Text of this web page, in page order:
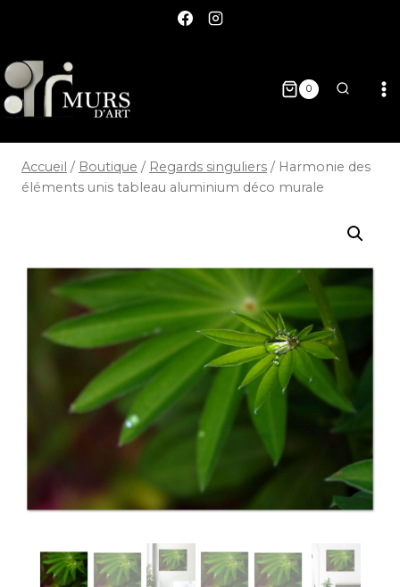
0
Accueil / Boutique / Regards singuliers / Harmonie des
éléments unis tableau aluminium déco murale